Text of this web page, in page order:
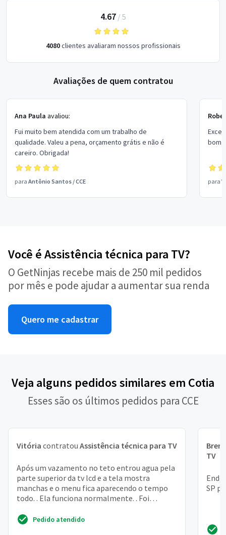
4.67/ 5
4080clientes avaliaram nossos profissionais
Avaliações de quem contratou
Ana Paula avaliou:
Fui muito bem atendida com um trabalho de
qualidade. Valeu a pena, orçamento grátis e não é
careiro. Obrigada!
para Antônio Santos /CCE
bom
para
Você é Assistência técnica para TV?
O GetNinjas recebe mais de 250 mil pedidos
por mês e pode ajudar a aumentar sua renda
Quero me cadastrar
Veja alguns pedidos similares em Cotia
Esses são os últimos pedidos para CCE
Vitória contratou Assistência técnica para TV
Após um vazamento no teto entrou agua pela
parte superior da tv lcd e a tela mostra
manchas e o menu fica aparecendo o tempo
todo. . Ela funciona normalmente. . Foi
Pedido atendido
TV
SP